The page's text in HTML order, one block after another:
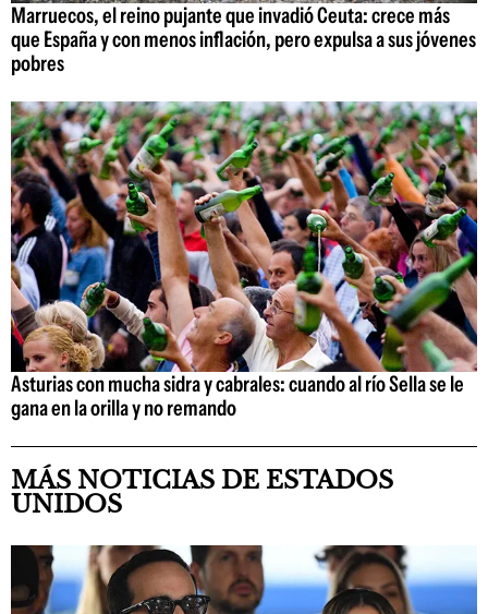
Marruecos, el reino pujante que invadió Ceuta: crece más
que España y con menos inflación, pero expulsa a sus jóvenes
pobres
Asturias con mucha sidra y cabrales: cuando al río Sella se le
gana en la orilla y no remando
MÁS NOTICIAS DE ESTADOS
UNIDOS